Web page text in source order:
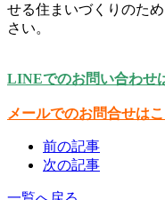
せる住まいづくりのた
さい。
LINEでのお問い合わせ
メールでのお問合せは
前の記事
次の記事